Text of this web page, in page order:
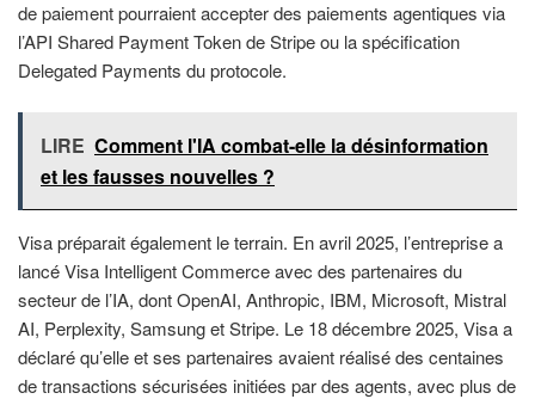
de paiement pourraient accepter des paiements agentiques via
l’API Shared Payment Token de Stripe ou la spécification
Delegated Payments du protocole.
LIRE Comment l'IA combat-elle la désinformation
et les fausses nouvelles ?
Visa préparait également le terrain. En avril 2025, l’entreprise a
lancé Visa Intelligent Commerce avec des partenaires du
secteur de l’IA, dont OpenAI, Anthropic, IBM, Microsoft, Mistral
AI, Perplexity, Samsung et Stripe. Le 18 décembre 2025, Visa a
déclaré qu’elle et ses partenaires avaient réalisé des centaines
de transactions sécurisées initiées par des agents, avec plus de